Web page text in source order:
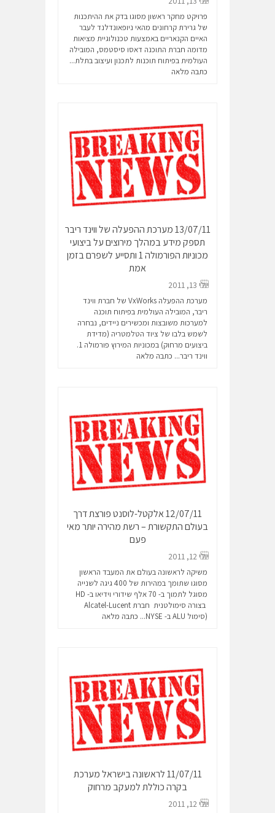
פרויקט מחקר ראשון מסוגו בדק את ההיתכנות
של גרירת קרחונים מהאי ניופאונדלנד לעבר
האיים הקנאריים באמצעות טכנולוגיית מציאות
מדומה חברת התוכנה דאסו סיסטמס, המובילה
העולמית בפיתוח תוכנות לתכנון ועיצוב בתלת...
כתבה מלאה
13/07/11 מערכת ההפעלה של ווינד ריבר
תספק מידע במהלך מירוצים על ביצועי
מכוניות הפורמולה 1 ותסייע לשפרם בזמן
אמת
יולי 13, 2011
מערכת ההפעלה VxWorks של חברת ווינד
ריבר, המובילה העולמית בפיתוח תוכנה
למערכות משובצות ומכשירים ניידים, נבחרה
לשמש בלבו של ציוד הטלמטריה (מדידת
ביצועים מרחוק) במכוניות המירוץ פורמולה 1.
ווינד ריבר... כתבה מלאה
12/07/11 אלקטל-לוסנט פורצת דרך
בעולם התקשורת – רשת מהירה יותר מאי
פעם
יולי 12, 2011
משיקה לראשונה בעולם את המעבד הראשון
מסוגו שתומך במהירות של 400 גיגה לשנייה
מסוגל לתמוך ב- 70 אלף שידורי וידיאו ב- HD
בצורה סימולטנית חברת Alcatel-Lucent
(סימול ALU ב- NYSE...
כתבה מלאה
11/07/11 לראשונה בישראל מערכת
בקרה כוללת למעקב מרחוק
יולי 12, 2011